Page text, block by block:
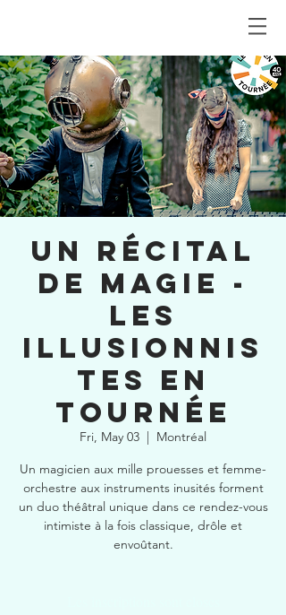
Un récital
de magie -
Les
Illusionnis
tes en
tournée
Fri, May 03
  |
Montréal
Un magicien aux mille prouesses et femme-
orchestre aux instruments inusités forment
un duo théâtral unique dans ce rendez-vous
intimiste à la fois classique, drôle et
envoûtant.